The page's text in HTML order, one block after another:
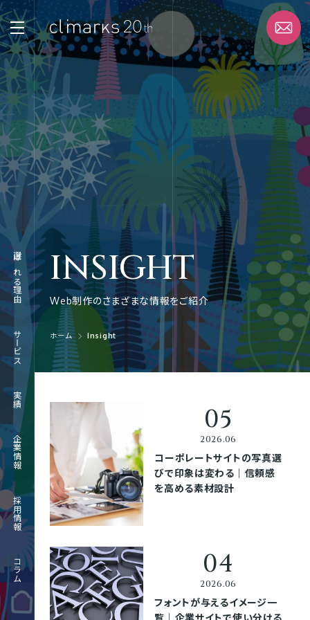
選ばれる理由
サービス
実績
企業情報
採用情報
コラム
STRENGTH
選ばれる理由
SERVICE
サービス
WORK
実績
ABOUT
企業情報
RECRUIT
採用情報
コラム
INSIGHT
Web制作のさまざまな情報をご紹介
ホーム Insight
コーポレートサイトの写真選
びで印象は変わる｜信頼感
を高める素材設計
フォントが与えるイメージ一